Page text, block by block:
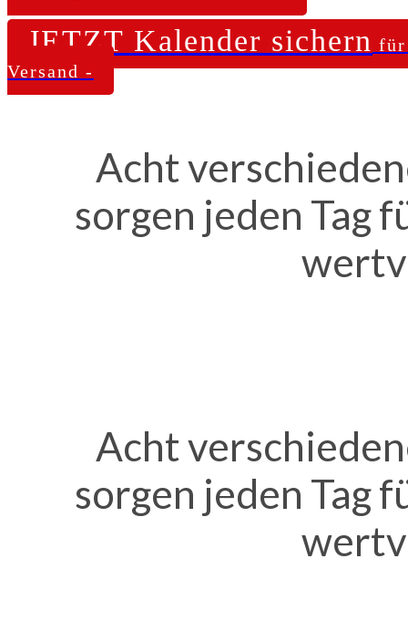
JETZT Kalender sichern für
Versand -
Acht
sorgen jeden Tag
Acht
sorgen jeden Tag